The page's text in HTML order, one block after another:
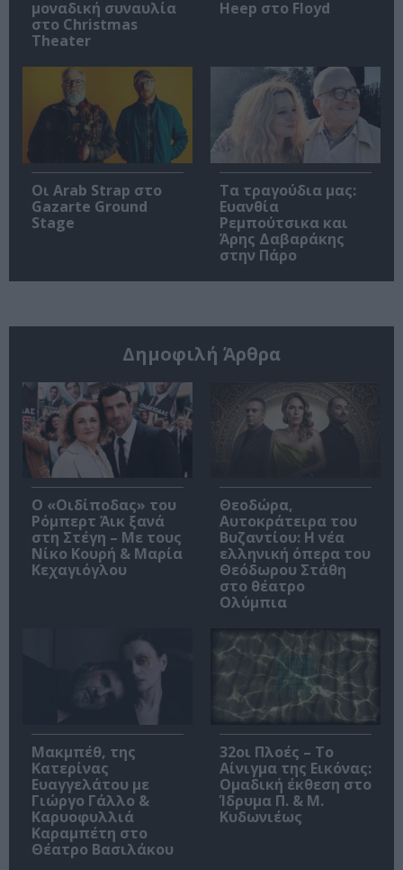
μοναδική συναυλία
στο Christmas
Theater
Heep στο Floyd
Οι Arab Strap στο
Gazarte Ground
Stage
Τα τραγούδια μας:
Ευανθία
Ρεμπούτσικα και
Άρης Δαβαράκης
στην Πάρο
Δημοφιλή Άρθρα
O «Οιδίποδας» του
Ρόμπερτ Άικ ξανά
στη Στέγη – Με τους
Νίκο Κουρή & Μαρία
Κεχαγιόγλου
Θεοδώρα,
Αυτοκράτειρα του
Βυζαντίου: Η νέα
ελληνική όπερα του
Θεόδωρου Στάθη
στο θέατρο
Ολύμπια
Μακμπέθ, της
Κατερίνας
Ευαγγελάτου με
Γιώργο Γάλλο &
Καρυοφυλλιά
Καραμπέτη στο
Θέατρο Βασιλάκου
32οι Πλοές – Το
Αίνιγμα της Εικόνας:
Ομαδική έκθεση στο
Ίδρυμα Π. & Μ.
Κυδωνιέως